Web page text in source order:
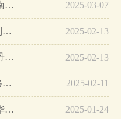
黄南京香烟20元一包什么样 黄南京香烟真假鉴别… 2025-03-07
最新白沙细支和天下真假烟鉴别指南… 2025-02-13
牡丹蓝中支烟真假怎么识别 牡丹蓝中支烟真假鉴别带图… 2025-02-13
中华蛇年贺岁版香烟图片及价格大全… 2025-02-11
中华香烟保质期一般有多长 中华香烟保质期在哪里看的… 2025-01-24